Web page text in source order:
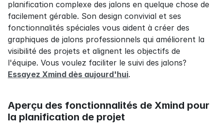
planification complexe des jalons en quelque chose de
facilement gérable. Son design convivial et ses
fonctionnalités spéciales vous aident à créer des
graphiques de jalons professionnels qui améliorent la
visibilité des projets et alignent les objectifs de
Essayez Xmind dès aujourd'hui.
Aperçu des fonctionnalités de Xmind pour
la planification de projet